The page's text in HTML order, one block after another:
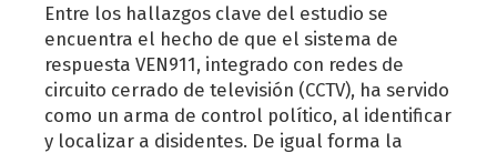
Entre los hallazgos clave del estudio se
encuentra el hecho de que el sistema de
respuesta VEN911, integrado con redes de
circuito cerrado de televisión (CCTV), ha servido
como un arma de control político, al identificar
y localizar a disidentes. De igual forma la